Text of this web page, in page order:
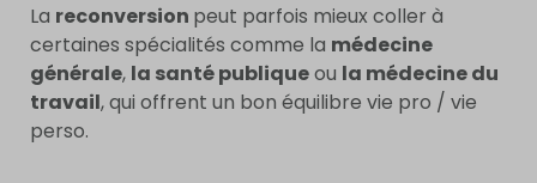
La reconversion peut parfois mieux coller à
certaines spécialités comme la médecine
générale, la santé publiqueou la médecine du
travail, qui offrent un bon équilibre vie pro / vie
perso.